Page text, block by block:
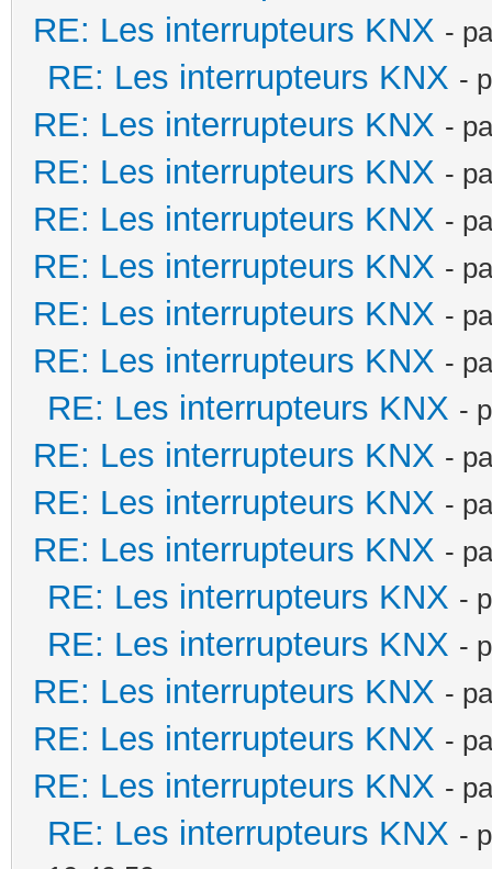
RE: Les interrupteurs KNX -
RE: Les interrupteurs KNX -
RE: Les interrupteurs KNX -
RE: Les interrupteurs KNX -
RE: Les interrupteurs KNX -
RE: Les interrupteurs KNX -
RE: Les interrupteurs KNX -
RE: Les interrupteurs KNX -
RE: Les interrupteurs KNX -
RE: Les interrupteurs KNX -
RE: Les interrupteurs KNX -
RE: Les interrupteurs KNX -
RE: Les interrupteurs KNX -
RE: Les interrupteurs KNX -
RE: Les interrupteurs KNX -
RE: Les interrupteurs KNX -
RE: Les interrupteurs KNX -
RE: Les interrupteurs KNX -